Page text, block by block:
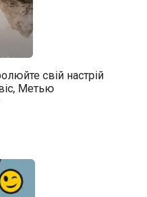
свій настрій
Метью